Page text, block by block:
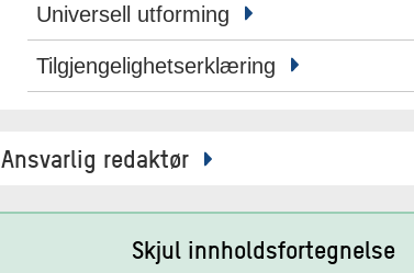
Universell utforming
Tilgjengelighetserklæring
Ansvarlig redaktør
Skjul innholdsfortegnelse